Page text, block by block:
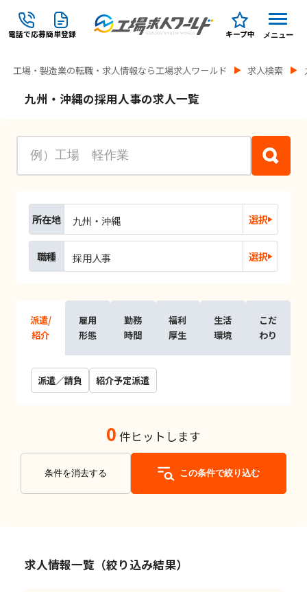
電話で応募簡単登録 キープ中 メニュー
工場・製造業の転職・求人情報なら工場求人ワールド 求人検索
九州・沖縄の採用人事の求人一覧
所在地 九州・沖縄 選択
職種 採用人事 選択
派遣/
紹介
雇用
形態
勤務
時間
福利
厚生
生活
環境
こだ
わり
派遣／請負 紹介予定派遣
0 件ヒットします
条件を消去する この条件で絞り込む
求人情報一覧（絞り込み結果）